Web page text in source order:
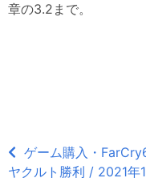
章の3.2まで。
ゲーム購入・
ヤクルト勝利 / 2021年